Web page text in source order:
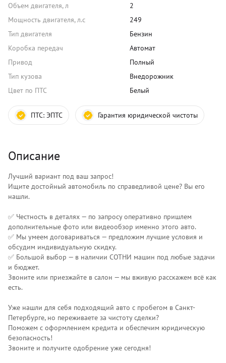
Объем двигателя, л
2
Мощность двигателя, л.с
249
Тип двигателя
Бензин
Коробка передач
Автомат
Привод
Полный
Тип кузова
Внедорожник
Цвет по ПТС
Белый
ПТС: ЭПТС Гарантия юридической чистоты
Описание
Лучший вариант под ваш запрос!
Ищите достойный автомобиль по справедливой цене? Вы его
нашли.
✅ Честность в деталях — по запросу оперативно пришлем
дополнительные фото или видеообзор именно этого авто.
✅ Мы умеем договариваться — предложим лучшие условия и
обсудим индивидуальную скидку.
✅ Большой выбор — в наличии СОТНИ машин под любые задачи
и бюджет.
Звоните или приезжайте в салон — мы вживую расскажем всё как
есть.
Уже нашли для себя подходящий авто с пробегом в Санкт-
Петербурге, но переживаете за чистоту сделки?
Поможем с оформлением кредита и обеспечим юридическую
безопасность!
Звоните и получите одобрение уже сегодня!